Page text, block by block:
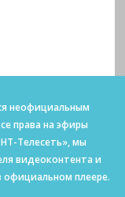
неофициальным
права на эфиры
Телесеть», мы
видеоконтента и
плеере.